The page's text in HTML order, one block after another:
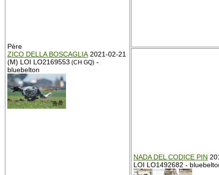
Père
ZICO DELLA BOSCAGLIA 2021-02-21
(M) LOI LO2169553 (CH GQ) -
bluebelton
NADA DEL CODICE PIN
LOI LO1492682 -